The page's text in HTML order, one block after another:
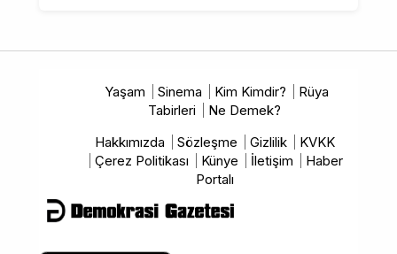
Yaşam Sinema Kim Kimdir?
Rüya
Tabirleri
Ne Demek?
Hakkımızda
Sözleşme Gizlilik
KVKK
Çerez Politikası
Künye İletişim
Haber
Portalı